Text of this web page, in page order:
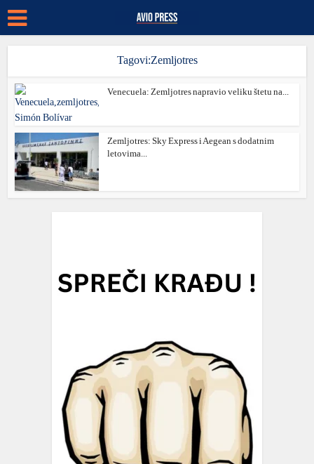
Tagovi:Zemljotres
Venecuela: Zemljotres napravio veliku štetu na...
Zemljotres: Sky Express i Aegean s dodatnim
letovima...